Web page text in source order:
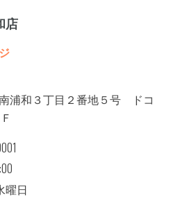
店
浦和３丁目２番地５号 ドコ
曜日